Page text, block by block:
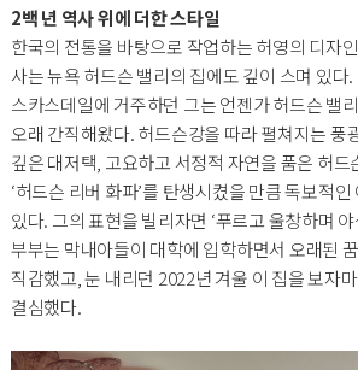
2백 년 역사 위에 더한 스타일
한국의 전통을 바탕으로 작업하는 허영의 디자
사는 뉴욕 허드슨 밸리의 집에도 깊이 스며 있다
스카스데일에 거주하던 그는 언젠가 허드슨 밸
오래 간직해왔다. 허드슨강을 따라 펼쳐지는 풍
깊은 대저택, 고요하고 서정적 자연을 품은 허드
‘허드슨 리버 화파’를 탄생시켰을 만큼 독보적
있다. 그의 표현을 빌리자면 ‘푸르고 울창하며
부부는 막내아들이 대학에 입학하면서 오래된
직감했고, 눈 내리던 2022년 겨울 이 집을 보자
결심했다.